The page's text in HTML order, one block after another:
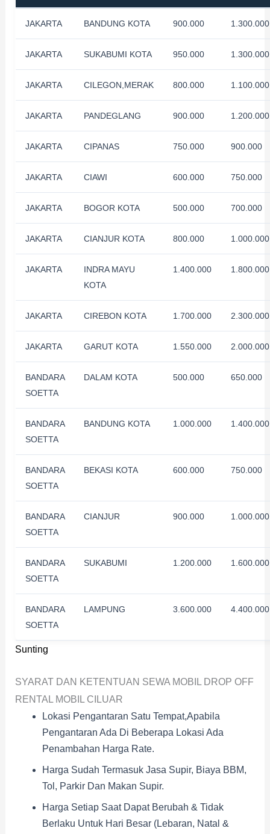
Sunting
JAKARTA BANDUNG KOTA 900.000 1.300.000
JAKARTA SUKABUMI KOTA 950.000 1.300.000
JAKARTA CILEGON,MERAK 800.000 1.100.000
JAKARTA PANDEGLANG 900.000 1.200.000
JAKARTA CIPANAS 750.000 900.000
JAKARTA CIAWI 600.000 750.000
JAKARTA BOGOR KOTA 500.000 700.000
JAKARTA CIANJUR KOTA 800.000 1.000.000
JAKARTA
INDRA MAYU
KOTA
1.400.000 1.800.000
JAKARTA CIREBON KOTA 1.700.000 2.300.000
JAKARTA GARUT KOTA 1.550.000 2.000.000
BANDARA
SOETTA
DALAM KOTA 500.000 650.000
BANDARA
SOETTA
BANDUNG KOTA 1.000.000 1.400.000
BANDARA
SOETTA
BEKASI KOTA 600.000 750.000
BANDARA
SOETTA
CIANJUR 900.000 1.000.000
BANDARA
SOETTA
SUKABUMI 1.200.000 1.600.000
BANDARA
SOETTA
LAMPUNG 3.600.000 4.400.000
SYARAT DAN KETENTUAN SEWA MOBIL DROP OFF
RENTAL MOBIL CILUAR
Lokasi Pengantaran Satu Tempat,apabila
Pengantaran Ada Di Beberapa Lokasi Ada
Penambahan Harga Rate.
Harga Sudah Termasuk Jasa Supir, Biaya BBM,
Tol, Parkir Dan Makan Supir.
Harga Setiap Saat Dapat Berubah & Tidak
Berlaku Untuk Hari Besar (Lebaran, Natal &